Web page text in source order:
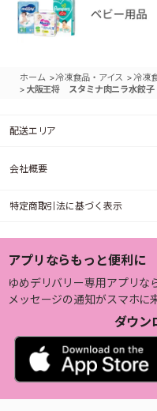
ホーム >冷凍食品・アイス > 冷凍
> 大阪王将 スタミナ肉ニラ水餃子
配送エリア
会社概要
特定商取引法に基づく表示
アプリならもっと便利に
ゆめデリバリー専用アプリな
メッセージの通知がスマホに
ダウン